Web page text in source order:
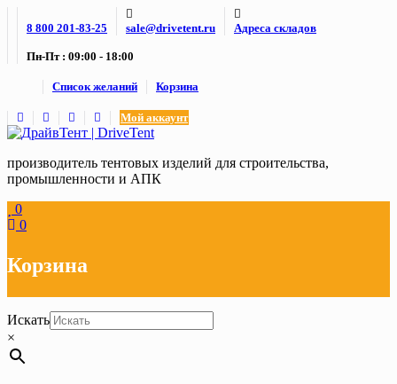
8 800 201-83-25 sale@drivetent.ru Адреса складов
Пн-Пт : 09:00 - 18:00
Список желаний Корзина
Мой аккаунт
производитель тентовых изделий для строительства,
промышленности и АПК
0
0
Корзина
Искать
×